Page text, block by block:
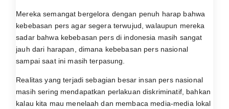
Mereka semangat bergelora dengan penuh harap bahwa
kebebasan pers agar segera terwujud, walaupun mereka
sadar bahwa kebebasan pers di indonesia masih sangat
jauh dari harapan, dimana kebebasan pers nasional
sampai saat ini masih terpasung.
Realitas yang terjadi sebagian besar insan pers nasional
masih sering mendapatkan perlakuan diskriminatif, bahkan
kalau kita mau menelaah dan membaca media-media lokal